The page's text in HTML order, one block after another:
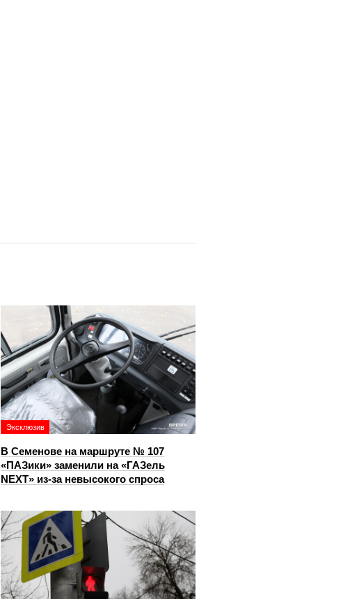
Эксклюзив
В Семенове на маршруте № 107
«ПАЗики» заменили на «ГАЗель
NEXT» из‑за невысокого спроса